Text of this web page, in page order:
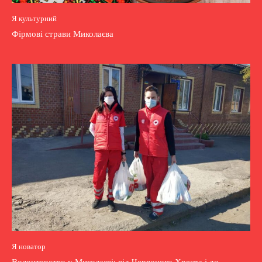
Я культурний
Фірмові страви Миколаєва
Я новатор